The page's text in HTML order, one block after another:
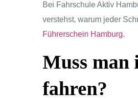
Bei Fahrschule Aktiv
verstehst, warum jeder
Führerschein Hamburg.
Muss man
fahren?